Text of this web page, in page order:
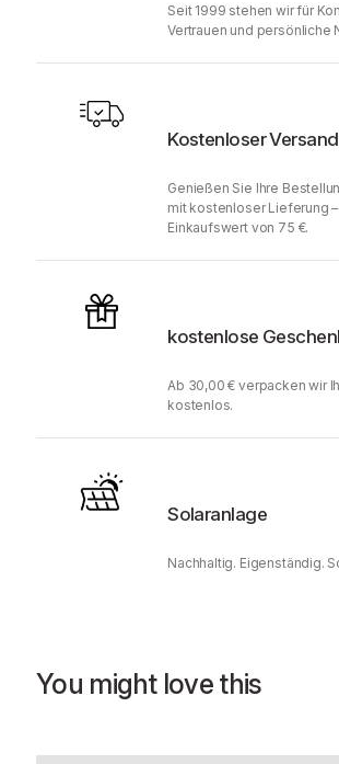
Seit 1999 stehen wir für
Vertrauen und persönliche
Kostenloser Versand
Genießen Sie Ihre
mit kostenloser Lieferung
Einkaufswert von 75 €.
kostenlose
Ab 30,00 € verpacken wir
kostenlos.
Solaranlage
Nachhaltig. Eigenständig.
You might love this